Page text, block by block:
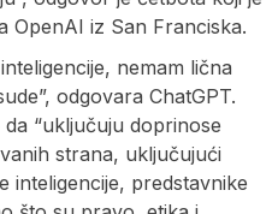
OpenAI iz San Franciska.
nemam lična
odgovara ChatGPT.
“uključuju doprinose
strana, uključujući
inteligencije, predstavnike